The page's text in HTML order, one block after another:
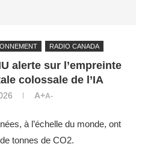
RADIO CANADA
alerte sur l’empreinte
colossale de l’IA
A+A-
à l’échelle du monde, ont
tonnes de CO2.